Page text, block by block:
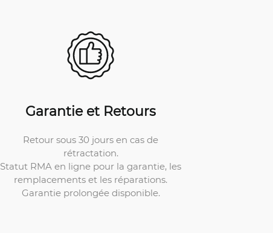
Garantie et Retours
Retour sous 30 jours en cas de
rétractation.
Statut RMA en ligne pour la garantie, les
remplacements et les réparations.
Garantie prolongée disponible.